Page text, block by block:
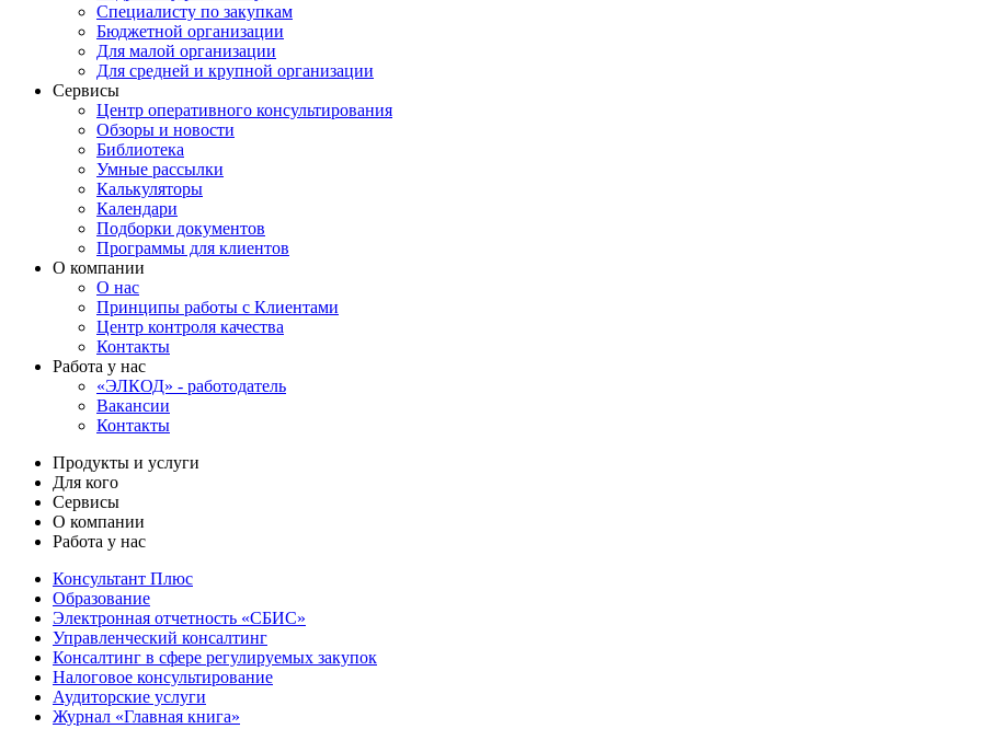
Специалисту по закупкам
Бюджетной организации
Для малой организации
Для средней и крупной организации
Сервисы
Центр оперативного консультирования
Обзоры и новости
Библиотека
Умные рассылки
Калькуляторы
Календари
Подборки документов
Программы для клиентов
О компании
О нас
Принципы работы с Клиентами
Центр контроля качества
Контакты
Работа у нас
«ЭЛКОД» - работодатель
Вакансии
Контакты
Продукты и услуги
Для кого
Сервисы
О компании
Работа у нас
Консультант Плюс
Образование
Электронная отчетность «СБИС»
Управленческий консалтинг
Консалтинг в сфере регулируемых закупок
Налоговое консультирование
Аудиторские услуги
Журнал «Главная книга»